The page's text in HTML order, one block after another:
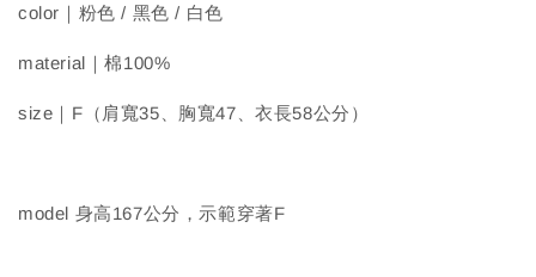
color｜粉色 / 黑色 / 白色
material｜棉100%
size｜F（肩寬35、胸寬47、衣長58公分）
model 身高167公分，示範穿著F